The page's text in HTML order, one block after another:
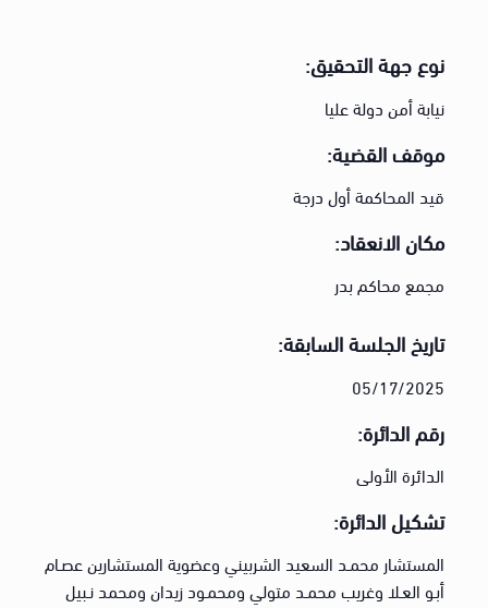
نوع جهة التحقيق:
نيابة أمن دولة عليا
موقف القضية:
قيد المحاكمة أول درجة
مكان الانعقاد:
مجمع محاكم بدر
تاريخ الجلسة السابقة:
05/17/2025
رقم الدائرة:
الدائرة الأولى
تشكيل الدائرة:
المستشار محمـد السعيد الشربيني وعضوية المستشارين عصـام
أبـو العـلا وغريب محمـد متولي ومحمـود زيدان ومحمد نـبيل